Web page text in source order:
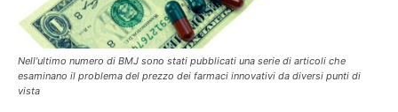
Nell’ultimo numero di BMJ sono stati pubblicati una serie di articoli che
esaminano il problema del prezzo dei farmaci innovativi da diversi punti di
vista